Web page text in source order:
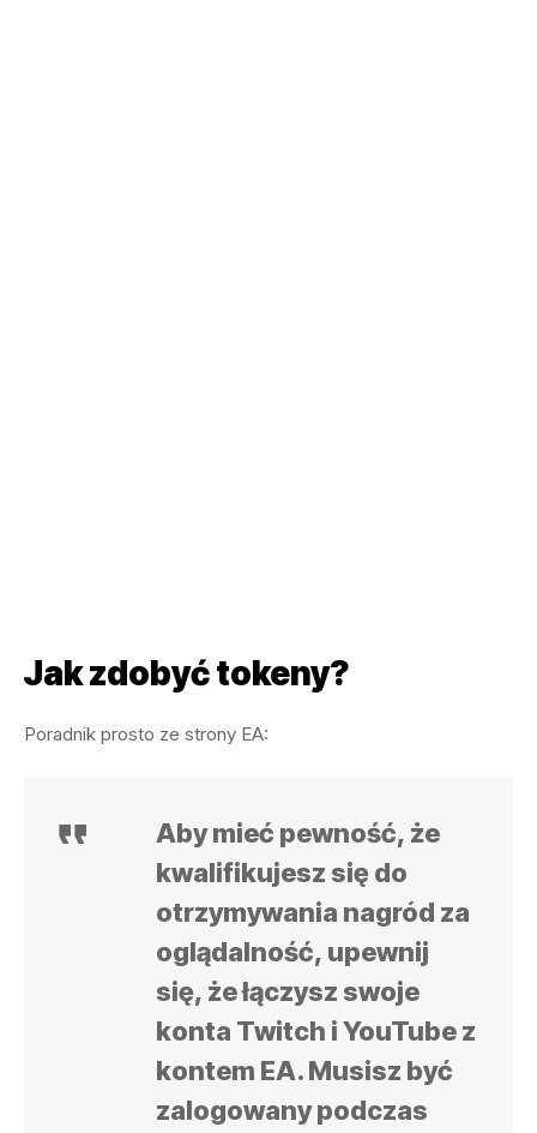
Jak zdobyć tokeny?
Poradnik prosto ze strony EA:
Aby mieć pewność, że
kwalifikujesz się do
otrzymywania nagród za
oglądalność, upewnij
się, że łączysz swoje
konta Twitch i YouTube z
kontem EA. Musisz być
zalogowany podczas